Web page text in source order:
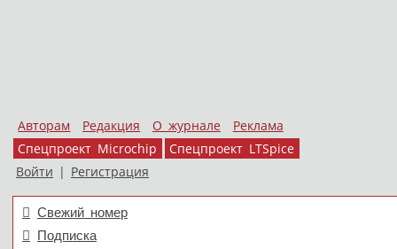
Авторам Редакция О журнале
Реклама
Спецпроект Microchip
Спецпроект LTSpice
Войти | Регистрация
Свежий номер
Подписка